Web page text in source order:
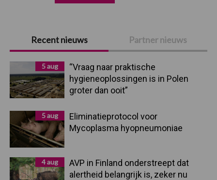
Primaire
Sidebar
Recent nieuws Partner nieuws
5 aug
“Vraag naar praktische
hygieneoplossingen is in Polen
groter dan ooit”
5 aug
Eliminatieprotocol voor
Mycoplasma hyopneumoniae
4 aug
AVP in Finland onderstreept dat
alertheid belangrijk is, zeker nu